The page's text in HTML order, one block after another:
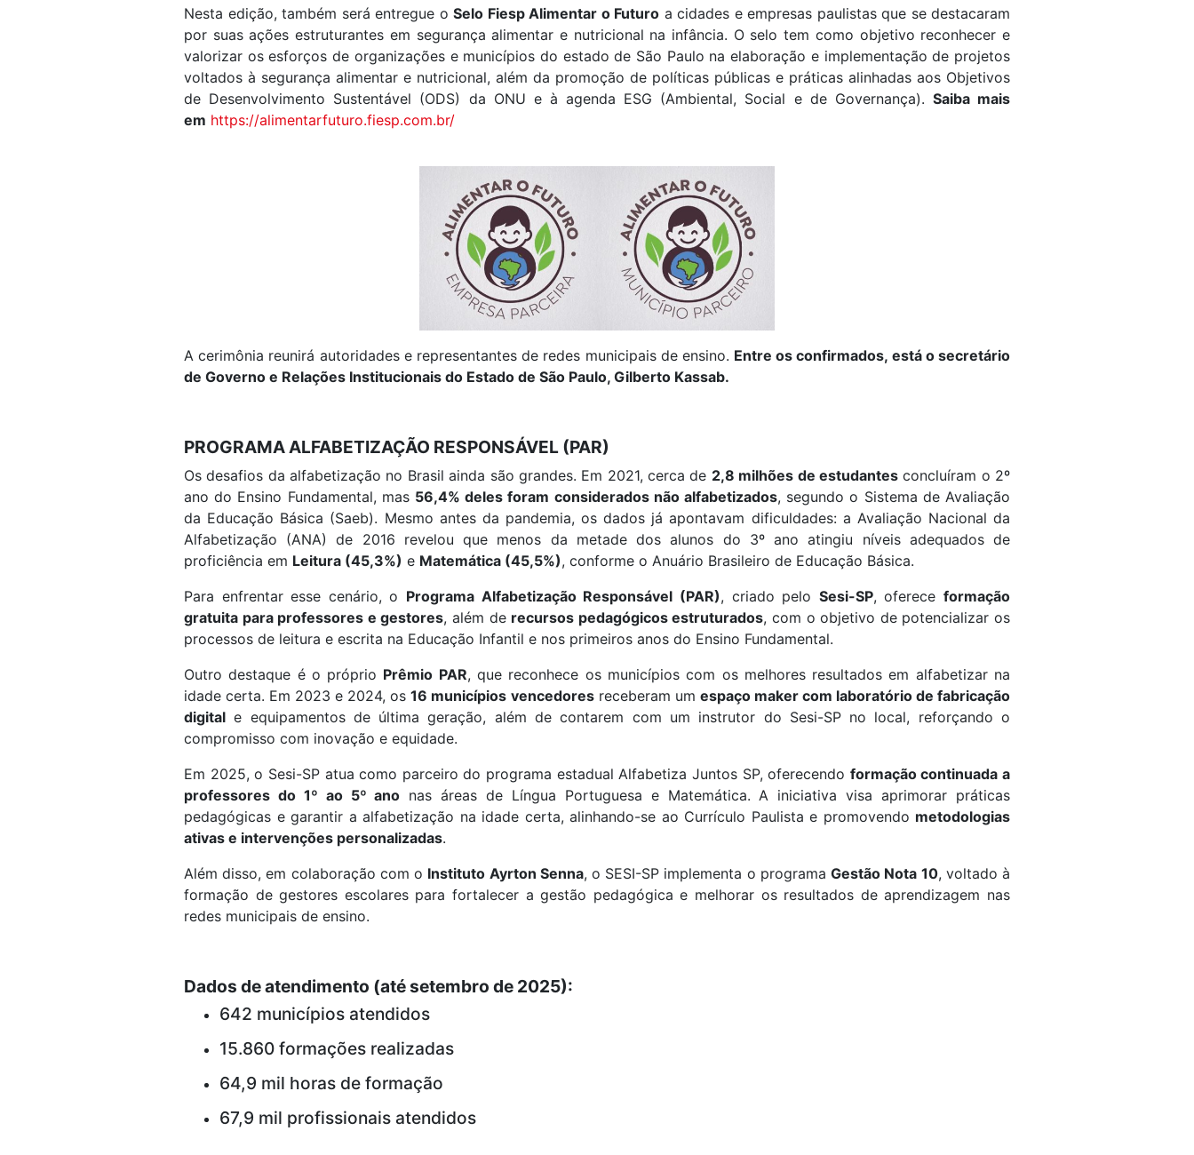
Nesta edição, também será entregue o Selo Fiesp Alimentar o Futuro a cidades e empresas paulistas que se destacaram
por suas ações estruturantes em segurança alimentar e nutricional na infância. O selo tem como objetivo reconhecer e
valorizar os esforços de organizações e municípios do estado de São Paulo na elaboração e implementação de projetos
voltados à segurança alimentar e nutricional, além da promoção de políticas públicas e práticas alinhadas aos Objetivos
de Desenvolvimento Sustentável (ODS) da ONU e à agenda ESG (Ambiental, Social e de Governança). Saiba mais
em https://alimentarfuturo.fiesp.com.br/
A cerimônia reunirá autoridades e representantes de redes municipais de ensino. Entre os confirmados, está o secretário
de Governo e Relações Institucionais do Estado de São Paulo, Gilberto Kassab.
PROGRAMA ALFABETIZAÇÃO RESPONSÁVEL (PAR)
Os desafios da alfabetização no Brasil ainda são grandes. Em 2021, cerca de 2,8 milhões de estudantesconcluíram o 2º
ano do Ensino Fundamental, mas 56,4% deles foram considerados não alfabetizados, segundo o Sistema de Avaliação
da Educação Básica (Saeb). Mesmo antes da pandemia, os dados já apontavam dificuldades: a Avaliação Nacional da
Alfabetização (ANA) de 2016 revelou que menos da metade dos alunos do 3º ano atingiu níveis adequados de
proficiência em Leitura (45,3%) e Matemática (45,5%), conforme o Anuário Brasileiro de Educação Básica.
Para enfrentar esse cenário, o Programa Alfabetização Responsável (PAR), criado pelo Sesi-SP, ofereceformação
gratuita para professores e gestores, além de recursos pedagógicos estruturados, com o objetivo de potencializar os
processos de leitura e escrita na Educação Infantil e nos primeiros anos do Ensino Fundamental.
Outro destaque é o próprio Prêmio PAR, que reconhece os municípios com os melhores resultados em alfabetizar na
idade certa. Em 2023 e 2024, os16 municípios vencedoresreceberam um espaço maker com laboratório de fabricação
digital e equipamentos de última geração, além de contarem com um instrutor do Sesi-SP no local, reforçando o
compromisso com inovação e equidade.
Em 2025, o Sesi-SP atua como parceiro do programa estadualAlfabetiza Juntos SP, oferecendo formação continuada a
professores do 1º ao 5º ano nas áreas de Língua Portuguesa e Matemática. A iniciativa visa aprimorar práticas
pedagógicas e garantir a alfabetização na idade certa, alinhando-se ao Currículo Paulista e promovendo metodologias
ativas e intervenções personalizadas.
Além disso, em colaboração com o Instituto Ayrton Senna, o SESI-SP implementa o programaGestão Nota 10, voltado à
formação de gestores escolares para fortalecer a gestão pedagógica e melhorar os resultados de aprendizagem nas
redes municipais de ensino.
Dados de atendimento (até setembro de 2025):
642 municípios atendidos
15.860 formações realizadas
64,9 mil horas de formação
67,9 mil profissionais atendidos